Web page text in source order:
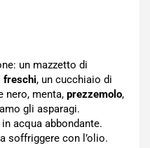
un mazzetto di
freschi, un cucchiaio di
nero, menta, prezzemolo,
gli asparagi.
acqua abbondante.
soffriggere con l’olio.